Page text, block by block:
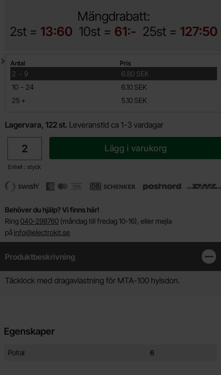
Mängdrabatt:
2st = 13:60 10st = 61:- 25st = 127:50
Mängdrabatt
Antal Pris
2 -
till 9
6.80 SEK
10 -
till 24
6.10 SEK
25 +
till 5.10 SEK
Lagervara, 122 st. Leveranstid ca 1-3 vardagar
Enhet : styck
Lägg i varukorg
Behöver du hjälp? Vi finns här!
Ring 040-298760 (måndag till fredag 10-16), eller mejla
på info@electrokit.se
Produktbeskrivning
Produktbeskrivning
Täcklock med dragavlastning för MTA-100 hylsdon.
Egenskaper
Egenskaper/attribut för denna produkt
Attribut
Poltal 6